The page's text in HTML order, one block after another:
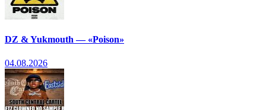
DZ & Yukmouth — «Poison»
04.08.2026